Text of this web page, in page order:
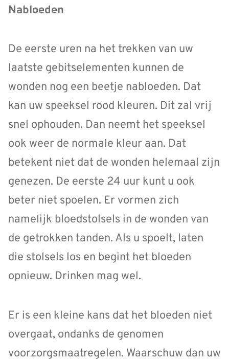
Nabloeden
De eerste uren na het trekken van uw
laatste gebitselementen kunnen de
wonden nog een beetje nabloeden. Dat
kan uw speeksel rood kleuren. Dit zal vrij
snel ophouden. Dan neemt het speeksel
ook weer de normale kleur aan. Dat
betekent niet dat de wonden helemaal zijn
genezen. De eerste 24 uur kunt u ook
beter niet spoelen. Er vormen zich
namelijk bloedstolsels in de wonden van
de getrokken tanden. Als u spoelt, laten
die stolsels los en begint het bloeden
opnieuw. Drinken mag wel.
Er is een kleine kans dat het bloeden niet
overgaat, ondanks de genomen
voorzorgsmaatregelen. Waarschuw dan uw